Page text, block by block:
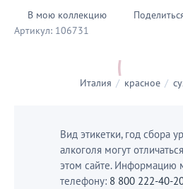
В мою коллекцию
Артикул: 106731
Италия / красное /
Вид этикетки, год сбора
алкоголя могут
этом сайте. Информацию
телефону: 8 800 222-40-